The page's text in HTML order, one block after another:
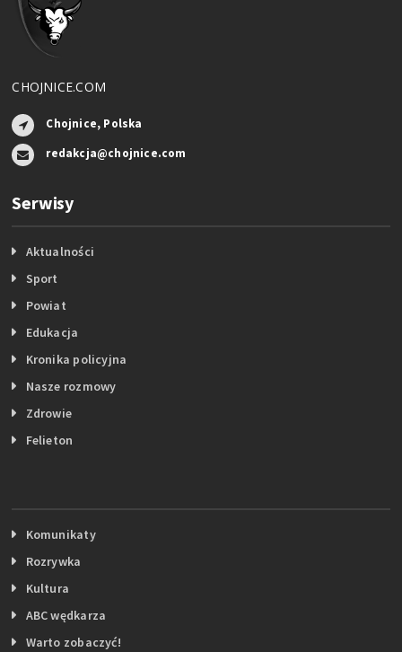
CHOJNICE.COM
Chojnice, Polska
redakcja@chojnice.com
Serwisy
Aktualności
Sport
Powiat
Edukacja
Kronika policyjna
Nasze rozmowy
Zdrowie
Felieton
Komunikaty
Rozrywka
Kultura
ABC wędkarza
Warto zobaczyć!